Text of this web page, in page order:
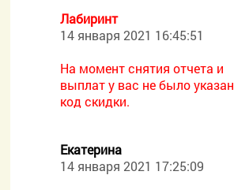
Лабиринт
14 января 2021 16:45:51
На момент снятия отчета и
выплат у вас не было указан
код скидки.
Екатерина
14 января 2021 17:25:09